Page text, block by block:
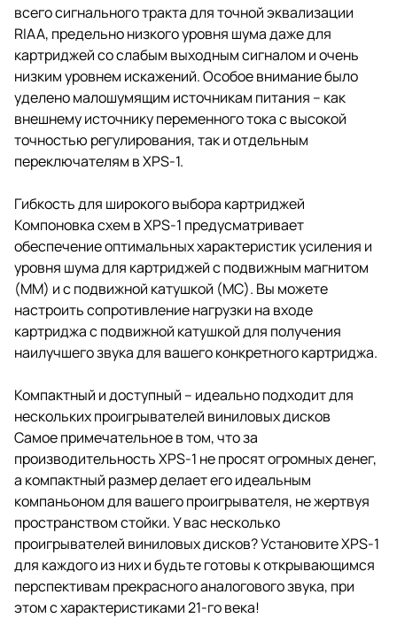
всего сигнального тракта для точной эквализации
RIAA, предельно низкого уровня шума даже для
картриджей со слабым выходным сигналом и очень
низким уровнем искажений. Особое внимание было
уделено малошумящим источникам питания – как
внешнему источнику переменного тока с высокой
точностью регулирования, так и отдельным
переключателям в XPS-1.
Гибкость для широкого выбора картриджей
Компоновка схем в XPS-1 предусматривает
обеспечение оптимальных характеристик усиления и
уровня шума для картриджей с подвижным магнитом
(MM) и с подвижной катушкой (MC). Вы можете
настроить сопротивление нагрузки на входе
картриджа с подвижной катушкой для получения
наилучшего звука для вашего конкретного картриджа.
Компактный и доступный – идеально подходит для
нескольких проигрывателей виниловых дисков
Самое примечательное в том, что за
производительность XPS-1 не просят огромных денег,
а компактный размер делает его идеальным
компаньоном для вашего проигрывателя, не жертвуя
пространством стойки. У вас несколько
проигрывателей виниловых дисков? Установите XPS-1
для каждого из них и будьте готовы к открывающимся
перспективам прекрасного аналогового звука, при
этом с характеристиками 21-го века!